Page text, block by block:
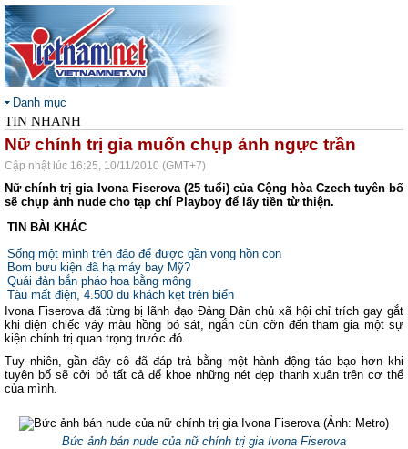
Danh mục
TIN NHANH
Nữ chính trị gia muốn chụp ảnh ngực trần
Cập nhật lúc 16:25, 10/11/2010 (GMT+7)
Nữ chính trị gia Ivona Fiserova (25 tuổi) của Cộng hòa Czech tuyên bố
sẽ chụp ảnh nude cho tạp chí Playboy để lấy tiền từ thiện.
TIN BÀI KHÁC
Sống một mình trên đảo để được gần vong hồn con
Bom bưu kiện đã hạ máy bay Mỹ?
Quái đản bắn pháo hoa bằng mông
Tàu mất điện, 4.500 du khách kẹt trên biển
Ivona Fiserova đã từng bị lãnh đạo Đảng Dân chủ xã hội chỉ trích gay gắt
khi diện chiếc váy màu hồng bó sát, ngắn cũn cỡn đến tham gia một sự
kiện chính trị quan trọng trước đó.
Tuy nhiên, gần đây cô đã đáp trả bằng một hành động táo bạo hơn khi
tuyên bố sẽ cởi bỏ tất cả để khoe những nét đẹp thanh xuân trên cơ thể
của mình.
Bức ảnh bán nude của nữ chính trị gia Ivona Fiserova